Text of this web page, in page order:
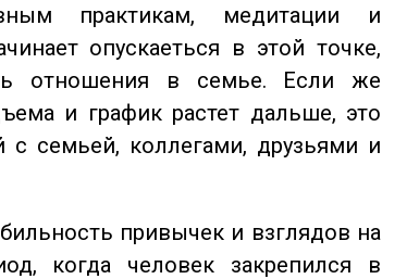
практикам, медитации и
опускаеться в этой точке,
отношения в семье. Если же
и график растет дальше, это
с семьей, коллегами, друзьями и
привычек и взглядов на
когда человек закрепился в